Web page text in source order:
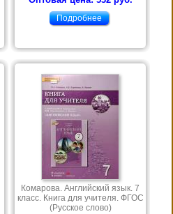
Подробнее
Комарова. Английский язык. 7
класс. Книга для учителя. ФГОС
(Русское слово)